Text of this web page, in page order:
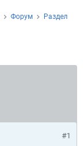
Форум
Раздел
#1